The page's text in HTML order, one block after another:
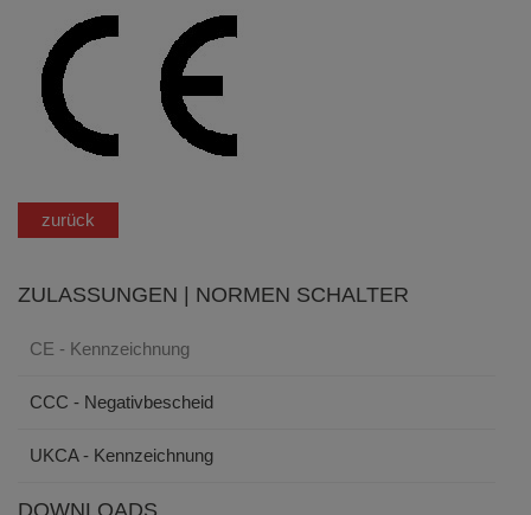
zurück
ZULASSUNGEN | NORMEN SCHALTER
CE - Kennzeichnung
CCC - Negativbescheid
UKCA - Kennzeichnung
DOWNLOADS